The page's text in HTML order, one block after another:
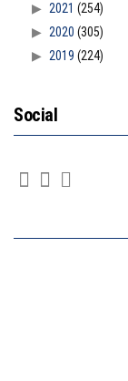
2021 (254)
2020 (305)
2019 (224)
Social